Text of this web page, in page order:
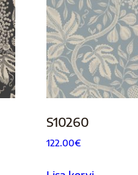
S10260
122.00€